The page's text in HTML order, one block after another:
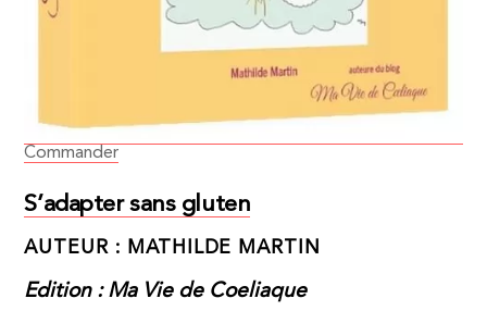
Commander
S’adapter sans gluten
AUTEUR : MATHILDE MARTIN
Edition : Ma Vie de Coeliaque